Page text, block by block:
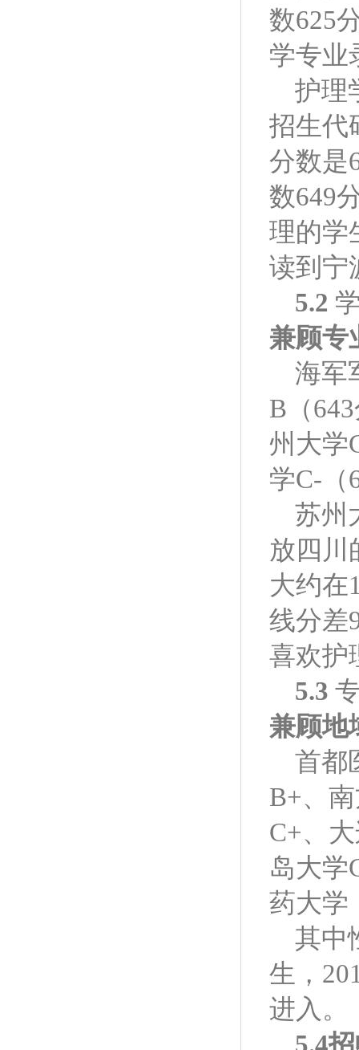
数625
学专业
护理
招生代
分数是
数649
理的学
读到宁
5.2
兼顾专
海军
B（
州大学
学C-（
苏州
放四川
大约在
线分差
喜欢护
5.3
兼顾地
首都
B+、
C+、
岛大学
药大学
其中
生，
进入。